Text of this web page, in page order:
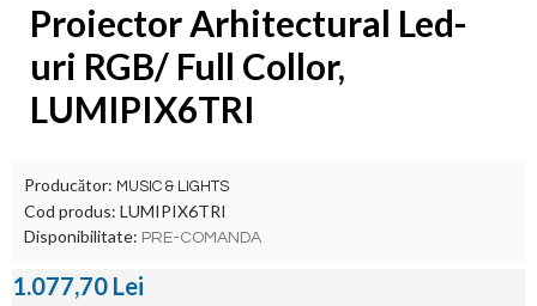
Proiector Arhitectural Led-
uri RGB/ Full Collor,
LUMIPIX6TRI
Producător: MUSIC & LIGHTS
Cod produs: LUMIPIX6TRI
Disponibilitate: PRE-COMANDA
1.077,70 Lei